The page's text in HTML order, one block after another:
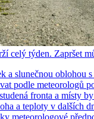
celý týden. Zapršet
a slunečnou oblohou
podle meteorologů
fronta a místy
a teploty v dalších
meteorologové